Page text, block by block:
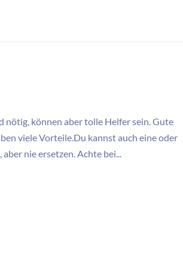
nötig, können aber tolle Helfer sein. Gute
viele Vorteile.Du kannst auch eine oder
nie ersetzen. Achte bei...